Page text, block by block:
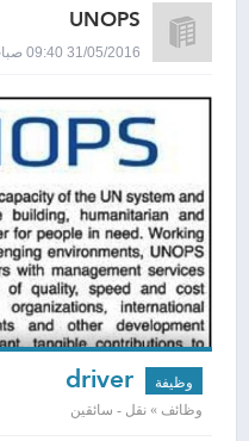
UNOPS
31/05/2016 09:40 صباحاً
وظيفة
وظائف » نقل - سائقين